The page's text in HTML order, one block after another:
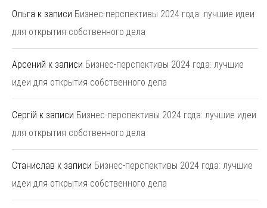
Ольга к записи Бизнес-перспективы 2024 года: лучшие идеи
для открытия собственного дела
Арсений к записи Бизнес-перспективы 2024 года: лучшие
идеи для открытия собственного дела
Сергій к записи Бизнес-перспективы 2024 года: лучшие идеи
для открытия собственного дела
Станислав к записи Бизнес-перспективы 2024 года: лучшие
идеи для открытия собственного дела